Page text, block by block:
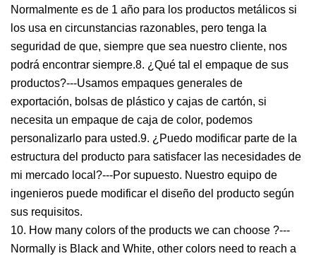
Normalmente es de 1 año para los productos metálicos si
los usa en circunstancias razonables, pero tenga la
seguridad de que, siempre que sea nuestro cliente, nos
podrá encontrar siempre.8. ¿Qué tal el empaque de sus
productos?---Usamos empaques generales de
exportación, bolsas de plástico y cajas de cartón, si
necesita un empaque de caja de color, podemos
personalizarlo para usted.9. ¿Puedo modificar parte de la
estructura del producto para satisfacer las necesidades de
mi mercado local?---Por supuesto. Nuestro equipo de
ingenieros puede modificar el diseño del producto según
sus requisitos.
10. How many colors of the products we can choose ?---
Normally is Black and White, other colors need to reach a